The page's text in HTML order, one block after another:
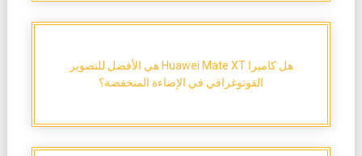
هل كاميرا Huawei Mate XT هي الأفضل للتصوير
الفوتوغرافي في الإضاءة المنخفضة؟